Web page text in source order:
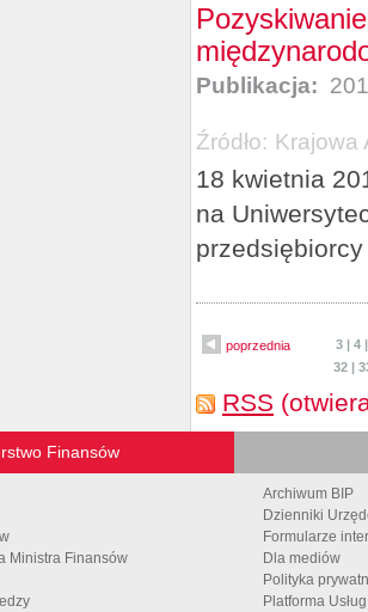
Publikacja:
Źródło: Krajowa
18 kwietnia
na
poprzednia 3 | 4
32 |
RSS
Finansów
Ministra Finansów
Archiwum BIP
Dzienniki
Formularze
Dla mediów
Polityka
Platforma